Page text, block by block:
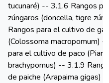
tucunaré) -- 3.1.6 Rangos
zúngaros (doncella, tigre
Rangos para el cultivo de
(Colossoma macropomum)
para el cultivo de paco
brachypomus) -- 3.1.9
de paiche (Arapaima gigas)